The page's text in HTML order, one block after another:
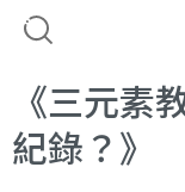
《三元素
紀錄？》